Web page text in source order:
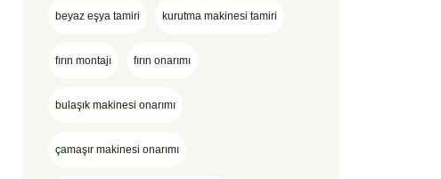
beyaz eşya tamiri kurutma makinesi tamiri
fırın montajı fırın onarımı
bulaşık makinesi onarımı
çamaşır makinesi onarımı